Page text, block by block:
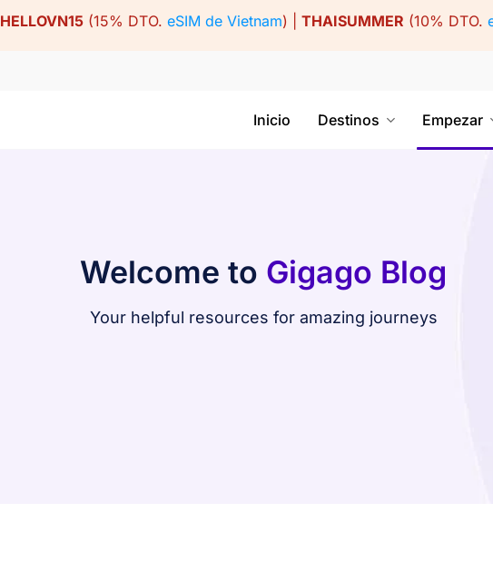
HELLOVN15(15% DTO. eSIM de Vietnam) | THAISUMMER (10% DTO.
Inicio Destinos Empezar
Welcome to Gigago Blog
Your helpful resources for amazing journeys